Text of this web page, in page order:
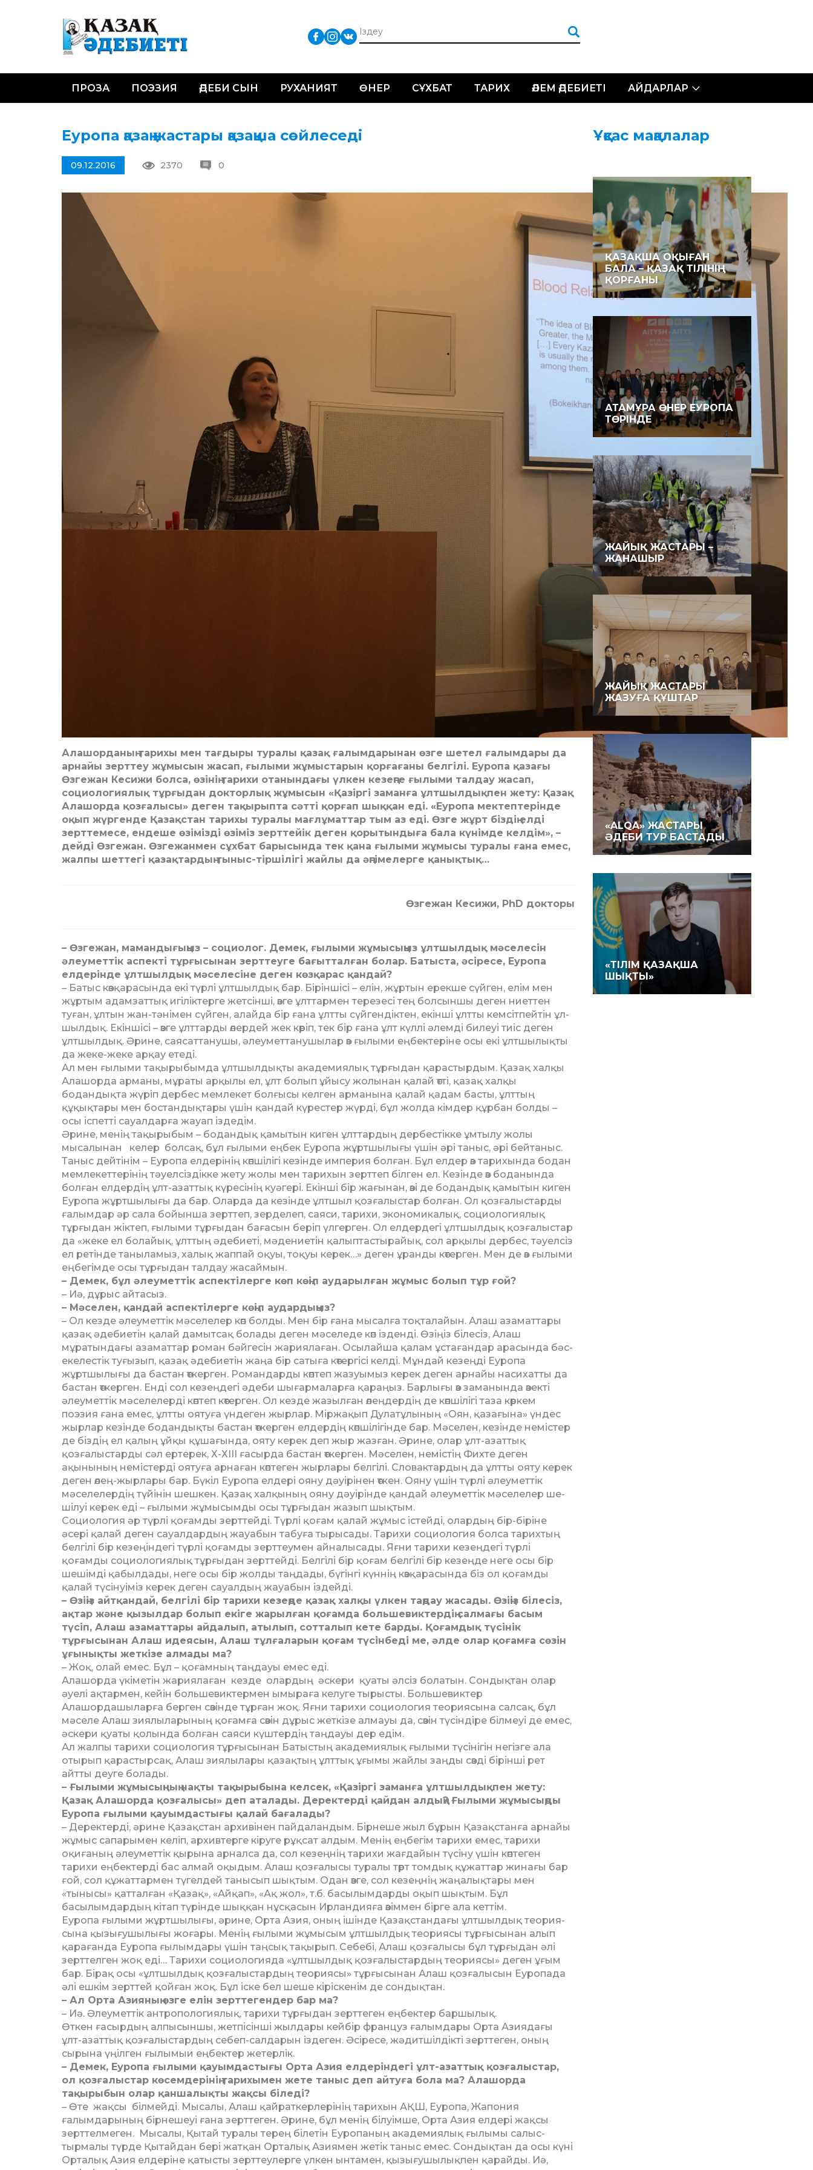
ПРОЗА ПОЭЗИЯ ӘДЕБИ СЫН РУХАНИЯТ ӨНЕР СҰХБАТ ТАРИХ ӘЛЕМ ӘДЕБИЕТІ АЙДАРЛАР
Еуропа қазақ жастары қазақша сөйлеседі
09.12.2016 2370 0
Алашорданың тарихы мен тағдыры туралы қазақ ғалымдарынан өзге шетел ғалымдары да
арнайы зерттеу жұмысын жасап, ғылыми жұмыстарын қорғағаны белгілі. Еуропа қазағы
Өзгежан Кесижи болса, өзінің тарихи отанындағы үлкен кезеңге ғылыми талдау жасап,
социологиялық тұрғыдан докторлық жұмысын «Қазіргі заманға ұлтшылдықпен жету: Қазақ
Алашорда қозғалысы» деген тақырыпта сәтті қорғап шыққан еді. «Еуропа мектептерінде
оқып жүргенде Қазақстан тарихы туралы мағлұматтар тым аз еді. Өзге жұрт біздің елді
зерттемесе, ендеше өзімізді өзіміз зерттейік деген қорытындыға бала күнімде келдім», –
дейді Өзгежан. Өзгежанмен сұхбат барысында тек қана ғылыми жұмысы туралы ғана емес,
жалпы шеттегі қазақтардың тыныс-тіршілігі жайлы да әңгімелерге қанықтық…
Өзгежан Кесижи, PhD докторы
– Өзгежан, мамандығыңыз – социолог. Демек, ғылыми жұ­мысыңыз ұлтшылдық мә­се­лесін
әлеуметтік аспекті тұр­ғысынан зерттеуге бағыт­талған болар. Батыста, әсіресе, Еу­ропа
елдерінде ұлтшылдық мәселесіне деген көзқарас қан­дай?
– Батыс көзқарасында екі түрлі ұлтшылдық бар. Бі­рін­шісі – елін, жұртын ерекше сүй­ген, елім мен
жұртым адам­заттық игіліктерге жет­сінші, өзге ұлттармен те­резесі тең болсыншы деген ниет­тен
туған, ұлтын жан-тә­­німен сүйген, алайда бір ға­на ұлтты сүйгендіктен, екінші ұлтты кемсітпейтін ұл­
шылдық. Екіншісі – өзге ұлт­тарды өлердей жек көріп, тек бір ғана ұлт күллі әлемді билеуі тиіс деген
ұлт­шылдық. Әрине, саясаттанушы, әлеуметтанушылар өз ғы­лыми еңбектеріне осы екі ұлт­шылықты
да жеке-жеке ар­қау етеді.
Ал мен ғылыми тақыры­бым­да ұлтшылдықты ака­де­миялық тұрғыдан қарас­тыр­дым. Қазақ халқы
Алашорда арманы, мұраты арқылы ел, ұлт болып ұйысу жолынан қалай өтті, қазақ халқы
бодандықта жүріп дербес мем­лекет болғысы келген ар­манына қалай қадам бас­ты, ұлттың
құқықтары мен бостандықтары үшін қандай кү­рестер жүрді, бұл жолда кімдер құрбан болды –
осы іспетті сауалдарға жауап із­дедім.
Әрине, менің тақырыбым – бодандық қамытын киген ұлттардың дербестікке ұм­­тылу жолы
мысалынан ке­­лер болсақ, бұл ғылыми ең­­бек Еуропа жұртшылығы үшін әрі таныс, әрі бейтаныс.
Таныс дейтінім – Еу­ро­па елдерінің көпшілігі ке­­зінде империя болған. Бұл ел­дер өз тарихында бодан
мем­ле­кеттерінің тәуелсіздікке жету жолы мен тарихын зерттеп білген ел. Кезінде өз бо­да­нын­да
болған елдердің ұлт-азаттық күресінің куәгері. Екінші бір жағынан, өзі де бодандық қамытын киген
Еуропа жұртшылығы да бар. Оларда да кезінде ұлт­шыл қозғалыстар бол­ған. Ол қозғалыстарды
ға­лым­дар әр сала бойынша зерт­теп, зерделеп, саяси, та­рихи, экономикалық, социо­логиялық
тұрғыдан жіктеп, ғылыми тұрғыдан бағасын беріп үлгерген. Ол елдердегі ұлтшылдық қозғалыстар
да «жеке ел болайық, ұлттың әде­биеті, мәдениетін қа­лып­тастырайық, сол арқылы дербес, тәуелсіз
ел ретінде таны­ла­мыз, халық жаппай оқуы, тоқуы керек…» деген ұранды көтерген. Мен де өз ғылыми
еңбегімде осы тұрғыдан талдау жасаймын.
– Демек, бұл әлеуметтік ас­пектілерге көп көңіл ау­да­рылған жұмыс болып тұр ғой?
– Иә, дұрыс айтасыз.
– Мәселен, қандай аспек­ті­лер­ге көңіл аудардыңыз?
– Ол кезде әлеуметтік мә­се­­лелер көп болды. Мен бір ға­на мысалға тоқталайын. Алаш азаматтары
қазақ әде­биетін қалай дамытсақ бо­ла­ды деген мәселеде көп із­денді. Өзіңіз білесіз, Алаш
мұратындағы азаматтар роман бәйгесін жа­риялаған. Осылайша қа­лам ұстағандар арасында бәс­
екелестік туғызып, қазақ әдебиетін жаңа бір сатыға кө­тер­гісі келді. Мұндай кезеңді Еуропа
жұртшылығы да бас­тан өткерген. Романдарды көптеп жазуымыз керек деген арнайы насихатты да
бастан өткерген. Енді сол кезеңдегі әдеби шығармаларға қараңыз. Барлығы өз заманында өзекті
әлеуметтік мәселелерді көп­теп көтерген. Ол кезде жазылған өлеңдердің де көп­шілігі таза көркем
поэзия ғана емес, ұлтты оятуға үн­де­ген жырлар. Міржақып Ду­лат­ұлының «Оян, қазағына» үндес
жырлар кезінде бодан­дықты бастан өткерген ел­дер­дің көпшілігінде бар. Мә­селен, кезінде немістер
де біздің ел қалың ұйқы құ­ша­ғында, ояту керек деп жыр жаз­ған. Әрине, олар ұлт-азат­тық
қозғалыстарды сәл ертерек, Х-ХІІІ ғасырда бастан өт­керген. Мәселен, немістің Фихте деген
ақынының не­містерді оятуға арнаған көп­теген жырлары белгілі. Словактардың да ұлтты ояту керек
деген өлең-жырлары бар. Бүкіл Еуропа елдері ояну дәуірінен өткен. Ояну үшін түр­лі әлеуметтік
мәселелердің түйінін шешкен. Қазақ хал­қының ояну дәуірінде қан­дай әлеуметтік мәселелер ше­
шілуі керек еді – ғылыми жұ­мысымды осы тұрғыдан жа­зып шықтым.
Социология әр түрлі қо­ғамды зерттейді. Түрлі қо­ғам қалай жұмыс істейді, олар­дың бір-біріне
әсері қалай де­ген сауалдардың жауабын та­буға тырысады. Тарихи социо­логия болса тарихтың
бел­гілі бір кезеңіндегі түрлі қо­ғамды зерттеумен айналысады. Яғни тарихи кезеңдегі түрлі
қоғамды социологиялық тұрғыдан зерттейді. Белгілі бір қоғам белгілі бір кезеңде неге осы бір
шешімді қабыл­да­ды, неге осы бір жолды таң­дады, бүгінгі күннің көз­қарасында біз ол қоғамды
қалай түсінуіміз керек деген сауалдың жауабын іздейді.
– Өзіңіз айтқандай, белгілі бір тарихи кезеңде қазақ халқы үлкен таңдау жа­сады. Өзіңіз бі­лесіз,
ақтар және қызылдар болып екіге жарылған қоғамда большевиктердің салмағы ба­сым
түсіп, Алаш азаматтары айдалып, атылып, сотталып кете барды. Қоғамдық түсінік
тұрғысынан Алаш идея­сын, Алаш тұлғаларын қоғам тү­сінбеді ме, әлде олар қоғамға сө­зін
ұғынықты жеткізе алмады ма?
– Жоқ, олай емес. Бұл – қо­ғамның таңдауы емес еді.
Алашорда үкіметін жария­ла­ған кезде олардың әс­ке­­ри қуаты әл­сіз болатын. Сондықтан олар
әуе­лі ақтармен, кейін бо­ль­ше­вик­термен ымыраға келуге тырысты. Большевик­тер
Алашордашыларға бер­ген сөзінде тұрған жоқ. Яғ­ни тарихи социология теориясына салсақ, бұл
мәселе Алаш зия­лы­ларының қоғамға сөзін дұрыс жеткізе алмауы да, сө­зін түсіндіре білмеуі де емес,
әскери қуаты қолында болған саяси күштердің таң­дауы дер едім.
Ал жалпы тарихи социоло­гия тұрғысынан Батыстың ака­демиялық ғылыми түсі­ні­гін негізге ала
отырып қарас­тырсақ, Алаш зиялылары қа­зақтың ұлттық ұғымы жайлы заңды сөзді бірінші рет
айтты деуге болады.
– Ғылыми жұмысыңның нақ­ты тақырыбына келсек, «Қазіргі заманға ұлтшыл­дық­пен жету:
Қазақ Алашорда қозғалысы» деп аталады. Де­ректерді қайдан алдың? Ғы­лыми жұмысыңды
Еуропа ғы­лыми қауымдастығы қалай ба­ғалады?
– Деректерді, әрине Қа­зақ­стан архивінен пайдалан­дым. Бірнеше жыл бұрын Қа­зақстанға арнайы
жұмыс сапарымен келіп, архивтерге кіруге рұқсат алдым. Менің еңбегім тарихи емес, тарихи
оқиғаның әлеуметтік қырына арналса да, сол кезеңнің тари­хи жағдайын түсіну үшін көптеген
тарихи еңбектерді бас алмай оқыдым. Алаш қоз­ғалысы туралы төрт томдық құ­жаттар жинағы бар
ғой, сол құжаттармен түгелдей танысып шықтым. Одан өзге, сол кезеңнің жаңалықтары мен
«тынысы» қатталған «Қазақ», «Айқап», «Ақ жол», т.б. басы­лым­дарды оқып шықтым. Бұл
басылымдардың кітап тү­­рінде шыққан нұсқасын Ирландияға өзіммен бірге ала кеттім.
Еуропа ғылыми жұрт­шы­­лығы, әрине, Орта Азия, оның ішінде Қазақстан­да­ғы ұлтшылдық теория­
сы­на қызығушылығы жо­ғары. Менің ғылыми жұ­­мы­сым ұлтшылдық теория­сы тұр­ғысынан алып
қара­ған­да Еуропа ғылымдары үшін таңсық тақырып. Себебі, Алаш қоз­ға­лысы бұл тұрғыдан әлі
зерт­­телген жоқ еді… Тарихи социо­логияда «ұлтшылдық қоз­­ғалыстардың теориясы» де­ген ұғым
бар. Бірақ осы «ұлт­­шылдық қозғалыстардың теориясы» тұрғысынан Алаш қозғалысын Еуропада
әлі еш­кім зерттей қойған жоқ. Бұл іс­ке бел шеше кіріскенім де сон­­дықтан.
– Ал Орта Азияның өзге елін зерттегендер бар ма?
– Иә. Әлеуметтік ан­тро­­по­логиялық, тарихи тұрғы­дан зерттеген еңбектер баршы­лық.
Өткен ғасырдың алпы­сын­шы, жетпісінші жылдары кейбір француз ғалым­дары Орта Азиядағы
ұлт-азат­тық қозғалыстардың се­­беп-салдарын іздеген. Әсі­­­­ресе, жәдитшілдікті зерт­теген, оның
сырына үңілген ғылымыи ең­бектер жетерлік.
– Демек, Еуропа ғылыми қауымдастығы Орта Азия ел­де­ріндегі ұлт-азаттық қоз­ға­лыстар,
ол қозғалыстар кө­сем­дерінің тарихымен жете та­ныс деп айтуға бола ма? Алашорда
тақырыбын олар қаншалықты жақсы біледі?
– Өте жақсы білмейді. Мысалы, Алаш қайраткерлерінің тарихын АҚШ, Еуропа, Жапония
ғалымдарының бірнешеуі ғана зерттеген. Әрине, бұл ме­нің білуімше, Орта Азия елдері жақсы
зерт­тел­меген. Мысалы, Қытай ту­ралы терең білетін Еу­ро­паның академиялық ғы­­лымы салыс­
тырмалы түр­де Қытайдан бері жатқан Ор­талық Азиямен жетік таныс емес. Сондықтан да осы күні
Орталық Азия елдеріне қа­тысты зерттеулерге үлкен ын­тамен, қызығушылықпен қа­райды. Иә,
Ұқсас мақалалар
ҚАЗАҚША ОҚЫҒАН
БАЛА – ҚАЗАҚ ТІЛІНІҢ
ҚОРҒАНЫ
АТАМҰРА ӨНЕР ЕУРОПА
ТӨРІНДЕ
ЖАЙЫҚ ЖАСТАРЫ –
ЖАНАШЫР
ЖАЙЫҚ ЖАСТАРЫ
ЖАЗУҒА ҚҰШТАР
«ALQA» ЖАСТАРЫ
ӘДЕБИ ТУР БАСТАДЫ
«ТІЛІМ ҚАЗАҚША
ШЫҚТЫ»